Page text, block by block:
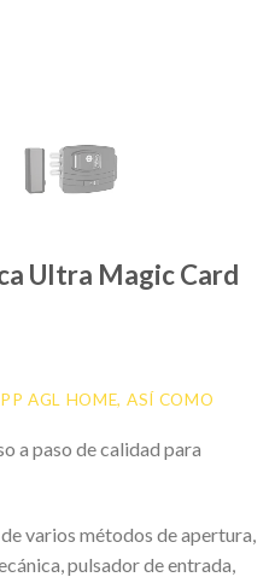
Ultra Magic Card
AGL HOME, ASÍ COMO
a paso de calidad para
varios métodos de apertura,
pulsador de entrada,